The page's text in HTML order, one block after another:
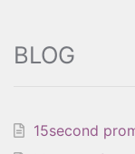
BLOG
15second